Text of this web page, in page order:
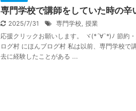
専門学校で講師をしていた時の辛
2025/7/31 専門学校, 授業
応援クリックお願いします。 ヾ(*´∀`*)ﾉ 節約
ログ村 にほんブログ村 私は以前、専門学校で
去に経験したことがある ...